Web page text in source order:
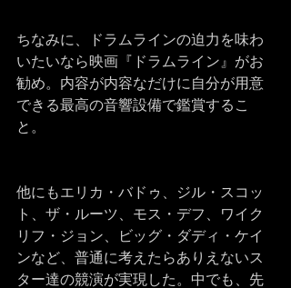
ちなみに、ドラムラインの迫力を味わ
いたいなら映画『ドラムライン』がお
勧め。内容が内容なだけに自分が用意
できる最高の音響設備で鑑賞するこ
と。
他にもエリカ・バドゥ、ジル・スコッ
ト、ザ・ルーツ、モス・デフ、ワイク
リフ・ジョン、ビッグ・ダディ・ケイ
ンなど、普通に考えたらありえないス
ター達の競演が実現した。中でも、先